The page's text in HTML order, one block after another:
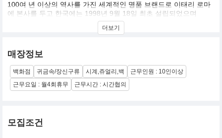
100여 년 이상의 역사를 가진 세계적인 명품 브랜드로 이태리 로마
에 본사를 두고 한국에는 1998년 9월 18일 최초 설립되었으며
100% 본사 투자법인이며, 주요 품목은 비제로원 등 보석제품과 불
가리 불가리 등의 시계제품 뿐만이 아니라 액세서리, 실크 제품 등을
더보기
매장정보
백화점 귀금속/장신구류 시계,쥬얼리,백
근무인원 : 10인이상
근무요일 : 월4회휴무
근무시간 : 시간협의
모집조건